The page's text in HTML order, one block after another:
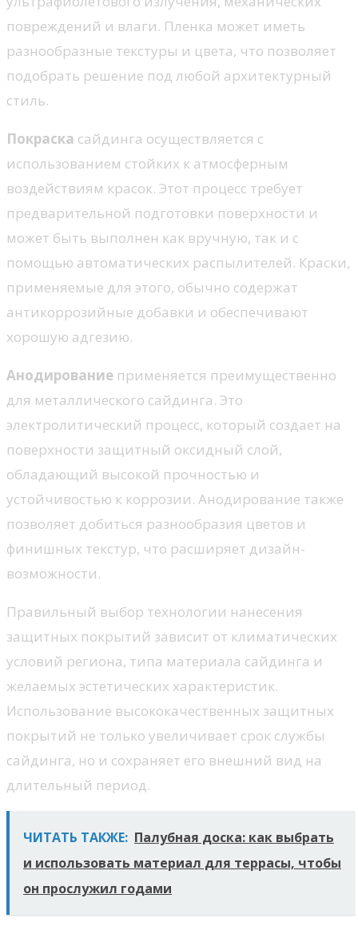
повреждений и влаги. Пленка может иметь
разнообразные текстуры и цвета, что позволяет
подобрать решение под любой архитектурный
стиль.
Покраска сайдинга осуществляется с
использованием стойких к атмосферным
воздействиям красок. Этот процесс требует
предварительной подготовки поверхности и
может быть выполнен как вручную, так и с
помощью автоматических распылителей. Краски,
применяемые для этого, обычно содержат
антикоррозийные добавки и обеспечивают
хорошую адгезию.
Анодирование применяется преимущественно
для металлического сайдинга. Это
электролитический процесс, который создает на
поверхности защитный оксидный слой,
обладающий высокой прочностью и
устойчивостью к коррозии. Анодирование также
позволяет добиться разнообразия цветов и
финишных текстур, что расширяет дизайн-
возможности.
Правильный выбор технологии нанесения
защитных покрытий зависит от климатических
условий региона, типа материала сайдинга и
желаемых эстетических характеристик.
Использование высококачественных защитных
покрытий не только увеличивает срок службы
сайдинга, но и сохраняет его внешний вид на
длительный период.
ЧИТАТЬ ТАКЖЕ: Палубная доска: как выбрать
и использовать материал для террасы, чтобы
он прослужил годами